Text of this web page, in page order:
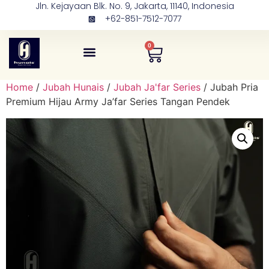
Jln. Kejayaan Blk. No. 9, Jakarta, 11140, Indonesia
+62-851-7512-7077
0
Home / Jubah Hunais / Jubah Ja'far Series / Jubah Pria
Premium Hijau Army Ja’far Series Tangan Pendek